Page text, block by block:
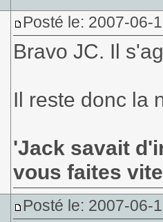
Posté le: 2007-06-
Bravo JC. Il
Il reste donc la
'Jack savait
vous faites
Posté le: 2007-06-